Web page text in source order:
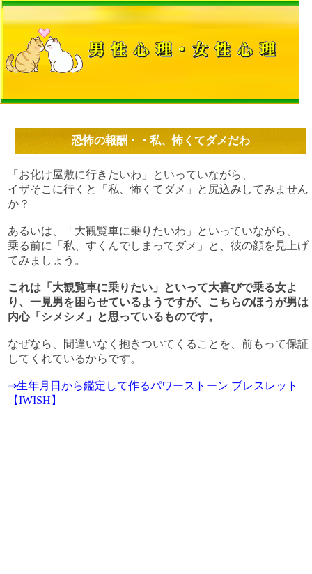
恐怖の報酬・・私、怖くてダメだわ
「お化け屋敷に行きたいわ」といっていながら、
イザそこに行くと「私、怖くてダメ」と尻込みしてみません
か？
あるいは、「大観覧車に乗りたいわ」といっていながら、
乗る前に「私、すくんでしまってダメ」と、彼の顔を見上げ
てみましょう。
これは「大観覧車に乗りたい」といって大喜びで乗る女よ
り、一見男を困らせているようですが、こちらのほうが男は
内心「シメシメ」と思っているものです。
なぜなら、間違いなく抱きついてくることを、前もって保証
してくれているからです。
⇒生年月日から鑑定して作るパワーストーン ブレスレット
【IWISH】